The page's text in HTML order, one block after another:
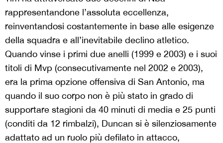
rappresentandone l’assoluta eccellenza,
reinventandosi costantemente in base alle esigenze
della squadra e all’inevitabile declino atletico.
Quando vinse i primi due anelli (1999 e 2003) e i suoi
titoli di Mvp (consecutivamente nel 2002 e 2003),
era la prima opzione offensiva di San Antonio, ma
quando il suo corpo non è più stato in grado di
supportare stagioni da 40 minuti di media e 25 punti
(conditi da 12 rimbalzi), Duncan si è silenziosamente
adattato ad un ruolo più defilato in attacco,